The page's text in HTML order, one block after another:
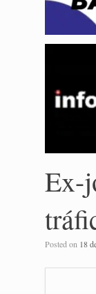
Ex-
Posted on 18